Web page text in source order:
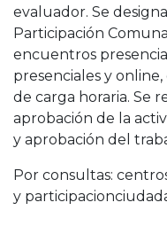
evaluador. Se
Participación
encuentros
presenciales y
de carga horaria. Se
aprobación de la
y aprobación del
Por consultas:
y